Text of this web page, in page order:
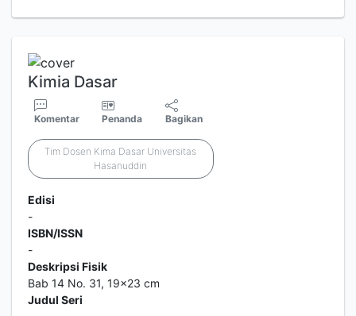
Kimia Dasar
Komentar Penanda Bagikan
Tim Dosen Kima Dasar Universitas
Hasanuddin
Edisi
-
ISBN/ISSN
-
Deskripsi Fisik
Bab 14 No. 31, 19x23 cm
Judul Seri